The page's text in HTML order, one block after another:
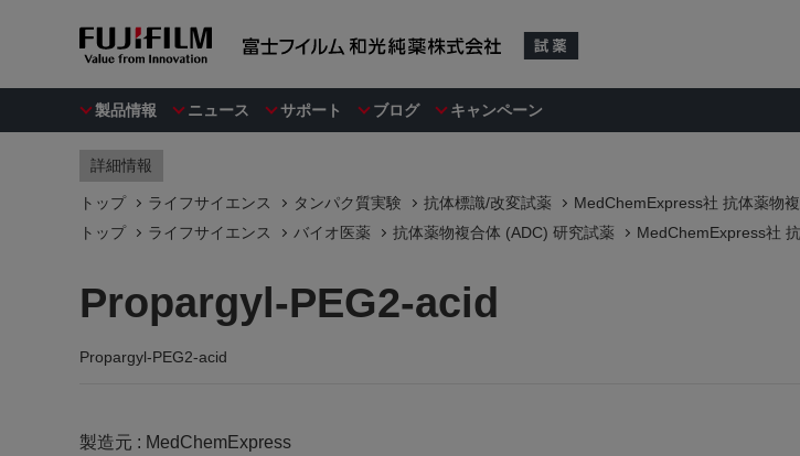
製品情報 ニュース サポート ブログ キャンペーン
詳細情報
トップ ライフサイエンス タンパク質実験 抗体標識/改変試薬 MedChemExpress社 抗体薬物
トップ
ライフサイエンス バイオ医薬 抗体薬物複合体 (ADC) 研究試薬 MedChemExpress社
Propargyl-PEG2-acid
Propargyl-PEG2-acid
製造元 : MedChemExpress